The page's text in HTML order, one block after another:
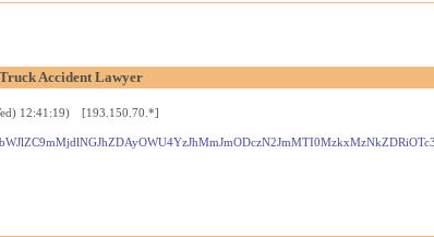
Accident Lawyer
12:41:19) [193.150.70.*]